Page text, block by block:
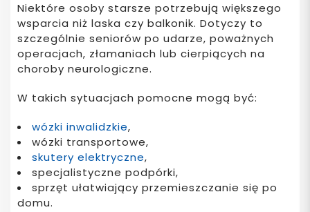
Niektóre osoby starsze potrzebują większego
wsparcia niż laska czy balkonik. Dotyczy to
szczególnie seniorów po udarze, poważnych
operacjach, złamaniach lub cierpiących na
choroby neurologiczne.
W takich sytuacjach pomocne mogą być:
wózki inwalidzkie,
wózki transportowe,
skutery elektryczne,
specjalistyczne podpórki,
sprzęt ułatwiający przemieszczanie się po
domu.